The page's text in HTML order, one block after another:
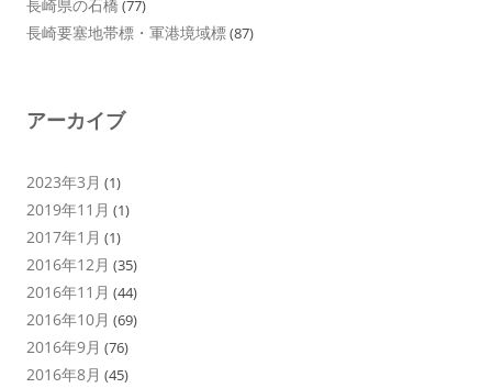
長崎県の石橋 (77)
長崎要塞地帯標・軍港境域標(87)
アーカイブ
2023年3月 (1)
2019年11月 (1)
2017年1月 (1)
2016年12月 (35)
2016年11月 (44)
2016年10月 (69)
2016年9月 (76)
2016年8月 (45)